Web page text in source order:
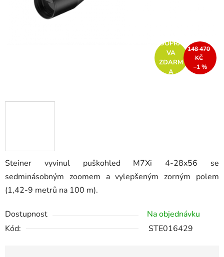
Steiner vyvinul puškohled M7Xi 4-28x56 se
sedminásobným zoomem a vylepšeným zorným polem
(1,42-9 metrů na 100 m).
Dostupnost
Na objednávku
Kód:
STE016429
DOPRA
VA
ZDARM
A
148 470
KČ
–1 %